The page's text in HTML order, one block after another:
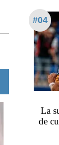
#04
La
de